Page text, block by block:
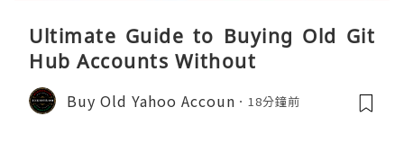
Ultimate Guide to Buying Old Git
Hub Accounts Without
Buy Old Yahoo Accoun 18分鐘前